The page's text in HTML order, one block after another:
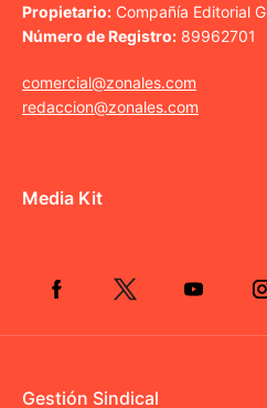
Propietario: Compañía Editorial
Número de Registro: 89962701
comercial@zonales.com
redaccion@zonales.com
Media Kit
Gestión Sindical